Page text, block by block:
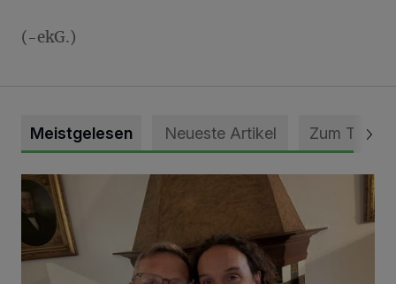
(-ekG.)
Meistgelesen Neueste Artikel Zum Thema
„Loss dir nix jefalle“ in 7 Tage 1 Song